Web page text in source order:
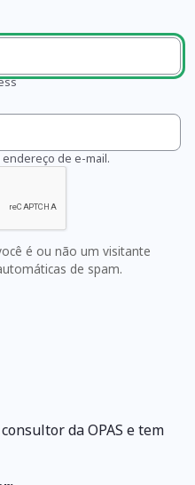
de e-mail.
é ou não um visitante
de spam.
da OPAS e tem